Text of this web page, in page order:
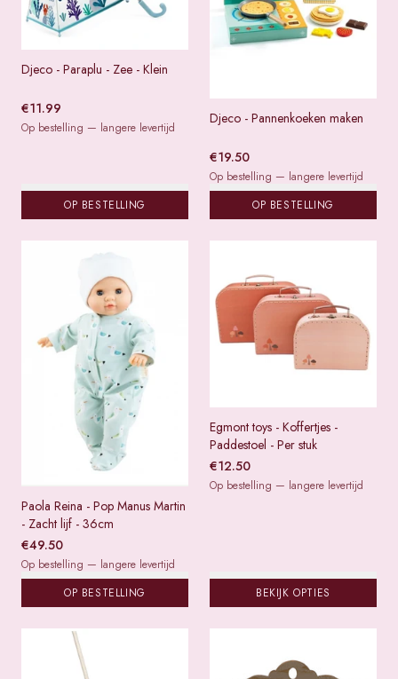
Djeco - Paraplu - Zee - Klein
€11.99
Op bestelling — langere levertijd
OP BESTELLING
Djeco - Pannenkoeken maken
€19.50
Op bestelling — langere levertijd
OP BESTELLING
Paola Reina - Pop Manus Martin
- Zacht lijf - 36cm
€49.50
Op bestelling — langere levertijd
OP BESTELLING
Egmont toys - Koffertjes -
Paddestoel - Per stuk
€12.50
Op bestelling — langere levertijd
BEKIJK OPTIES